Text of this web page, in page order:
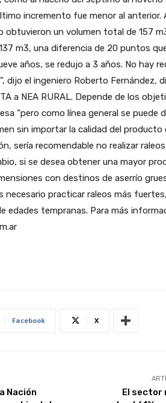
incremento fue menor al anterior.
obtuvieron un volumen total de 157
m3, una diferencia de 20 puntos
años, se redujo a 3 años. No hay
dijo el ingeniero Roberto Fernández,
a NEA RURAL. Depende de los
“pero como línea general se puede
sin importar la calidad del
sería recomendable no realizar
si se desea obtener una mayor
con destinos de aserrío
necesario practicar raleos más
edades tempranas. Para más
Facebook X
Nación
El sector